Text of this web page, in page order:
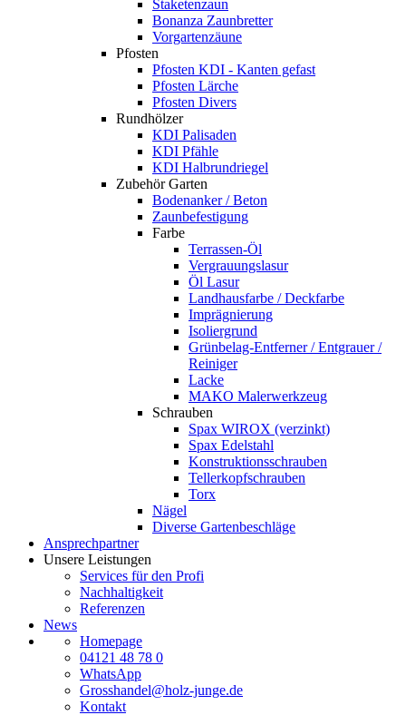
Staketenzaun
Bonanza Zaunbretter
Vorgartenzäune
Pfosten
Pfosten KDI - Kanten gefast
Pfosten Lärche
Pfosten Divers
Rundhölzer
KDI Palisaden
KDI Pfähle
KDI Halbrundriegel
Zubehör Garten
Bodenanker / Beton
Zaunbefestigung
Farbe
Terrassen-Öl
Vergrauungslasur
Öl Lasur
Landhausfarbe / Deckfarbe
Imprägnierung
Isoliergrund
Grünbelag-Entferner / Entgrauer /
Reiniger
Lacke
MAKO Malerwerkzeug
Schrauben
Spax WIROX (verzinkt)
Spax Edelstahl
Konstruktionsschrauben
Tellerkopfschrauben
Torx
Nägel
Diverse Gartenbeschläge
Ansprechpartner
Unsere Leistungen
Services für den Profi
Nachhaltigkeit
Referenzen
News
Homepage
04121 48 78 0
WhatsApp
Grosshandel@holz-junge.de
Kontakt